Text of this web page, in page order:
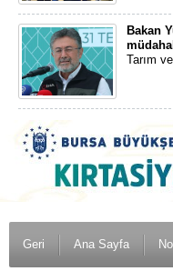
Bakan
Tarım
Geri Ana Sayfa